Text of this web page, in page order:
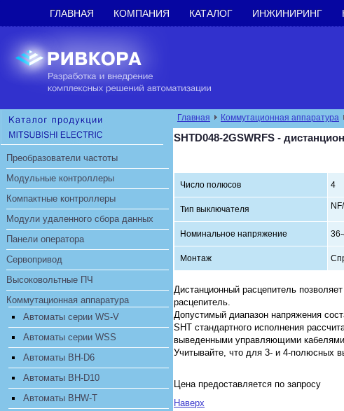
ГЛАВНАЯ КОМПАНИЯ КАТАЛОГ ИНЖИНИРИНГ
Преобразователи частоты
Модульные контроллеры
Компактные контроллеры
Модули удаленного сбора данных
Панели оператора
Сервопривод
Высоковольтные ПЧ
Коммутационная аппаратура
Автоматы серии WS-V
Автоматы серии WSS
Автоматы BH-D6
Автоматы BH-D10
Автоматы BHW-T
Главная Коммутационная аппаратура
SHTD048-2GSWRFS -
Число полюсов 4
Тип выключателя
Номинальное напряжение
Монтаж
Дистанционный расцепитель
расцепитель.
Допустимый диапазон напряжения
SHT стандартного исполнения
выведенными управляющими
Учитывайте, что для 3- и 4-полюсных
Цена предоставляется по запросу
Наверх